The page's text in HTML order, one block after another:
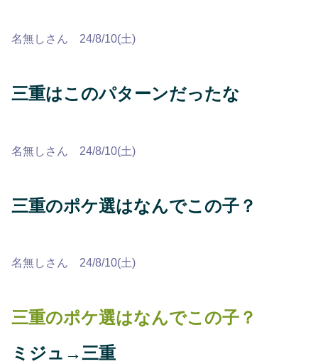
名無しさん 24/8/10(土)
三重はこのパターンだったな
名無しさん 24/8/10(土)
三重のポケ選はなんでこの子？
名無しさん 24/8/10(土)
三重のポケ選はなんでこの子？
ミジュ→三重